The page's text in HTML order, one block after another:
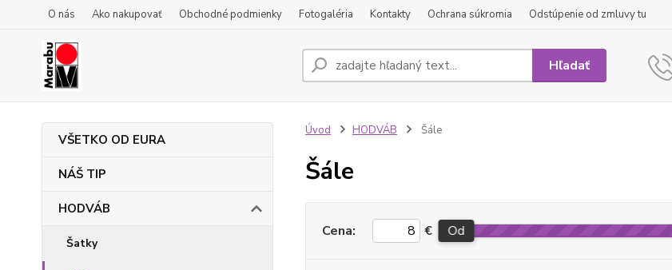
O nás Ako nakupovať Obchodné podmienky Fotogaléria Kontakty Ochrana súkromia Odstúpenie od zmluvy tu
Hľadať
VŠETKO OD EURA
NÁŠ TIP
HODVÁB
Šatky
Úvod HODVÁB Šále
Šále
Cena: € Od